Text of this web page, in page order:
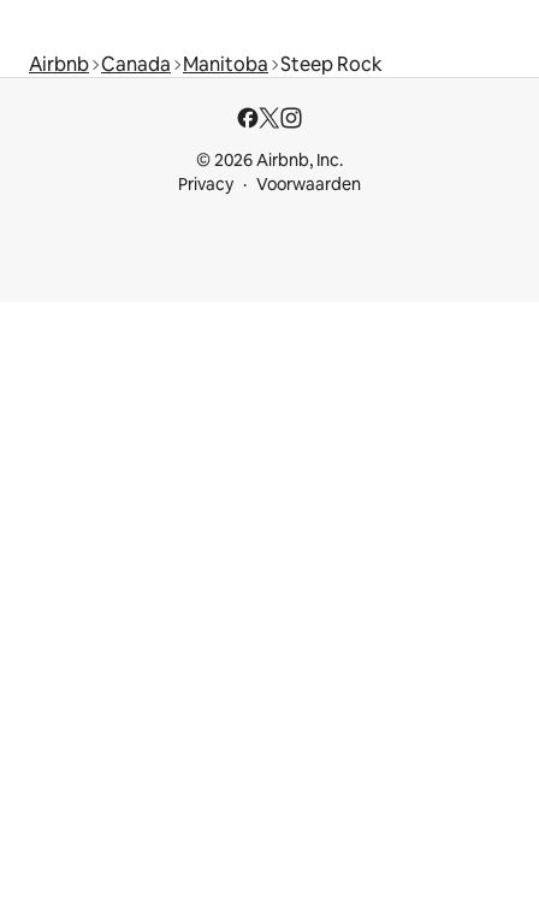
Airbnb Canada Manitoba Steep Rock
© 2026 Airbnb, Inc.
Privacy
Voorwaarden